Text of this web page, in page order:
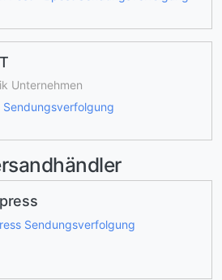
Unternehmen
Sendungsverfolgung
Sendungsverfolgung